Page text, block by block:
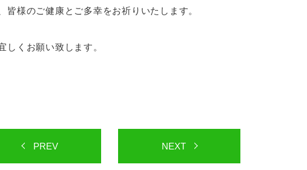
様のご健康とご多幸をお祈りいたします。
くお願い致します。
PREV NEXT